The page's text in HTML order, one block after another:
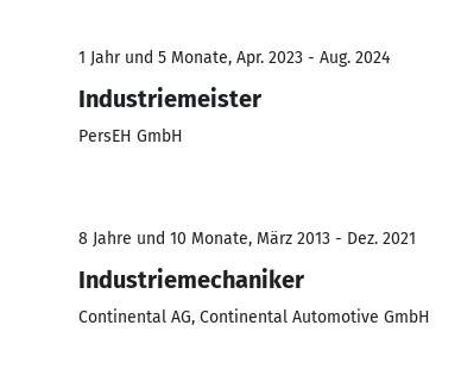
1 Jahr und 5 Monate, Apr. 2023 - Aug. 2024
Industriemeister
PersEH GmbH
8 Jahre und 10 Monate, März 2013 - Dez. 2021
Industriemechaniker
Continental AG, Continental Automotive GmbH